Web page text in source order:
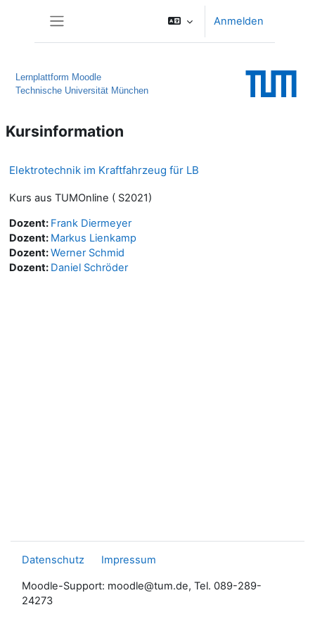
Anmelden
Lernplattform Moodle
Technische Universität München
Kursinformation
Elektrotechnik im Kraftfahrzeug für LB
Kurs aus TUMOnline ( S2021)
Dozent: Frank Diermeyer
Dozent: Markus Lienkamp
Dozent:Werner Schmid
Dozent: Daniel Schröder
Datenschutz Impressum
Moodle-Support: moodle@tum.de, Tel. 089-289-
24273